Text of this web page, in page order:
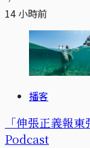
14 小時前
播客
「伸張正義報
Podcast